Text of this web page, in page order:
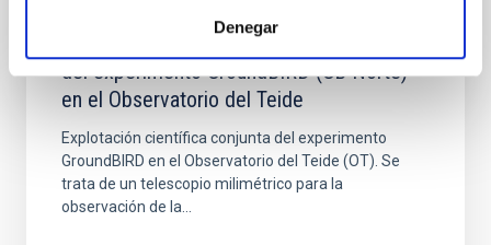
Denegar
Advanced Photonics y el Instituto de
Astrofísica de Canarias sobre la operación
del experimento GroundBIRD (GB Norte)
en el Observatorio del Teide
Explotación científica conjunta del experimento
GroundBIRD en el Observatorio del Teide (OT). Se
trata de un telescopio milimétrico para la
observación de la...